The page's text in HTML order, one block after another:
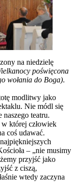
na niedzielę
poświęcona
wołania do Boga).
modlitwy jako
Nie módl się
teatru.
której człowiek
coś udawać.
– „nie musimy
przyjść jako
z ciszą,
wtedy zaczyna